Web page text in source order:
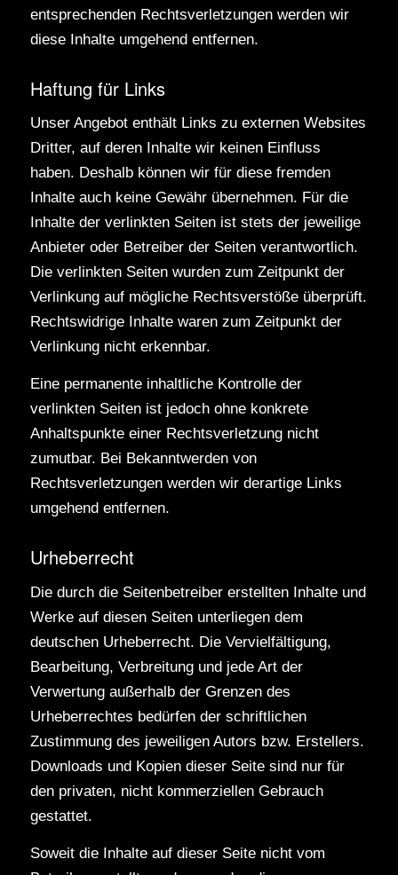
entsprechenden Rechtsverletzungen werden wir
diese Inhalte umgehend entfernen.
Haftung für Links
Unser Angebot enthält Links zu externen Websites
Dritter, auf deren Inhalte wir keinen Einfluss
haben. Deshalb können wir für diese fremden
Inhalte auch keine Gewähr übernehmen. Für die
Inhalte der verlinkten Seiten ist stets der jeweilige
Anbieter oder Betreiber der Seiten verantwortlich.
Die verlinkten Seiten wurden zum Zeitpunkt der
Verlinkung auf mögliche Rechtsverstöße überprüft.
Rechtswidrige Inhalte waren zum Zeitpunkt der
Verlinkung nicht erkennbar.
Eine permanente inhaltliche Kontrolle der
verlinkten Seiten ist jedoch ohne konkrete
Anhaltspunkte einer Rechtsverletzung nicht
zumutbar. Bei Bekanntwerden von
Rechtsverletzungen werden wir derartige Links
umgehend entfernen.
Urheberrecht
Die durch die Seitenbetreiber erstellten Inhalte und
Werke auf diesen Seiten unterliegen dem
deutschen Urheberrecht. Die Vervielfältigung,
Bearbeitung, Verbreitung und jede Art der
Verwertung außerhalb der Grenzen des
Urheberrechtes bedürfen der schriftlichen
Zustimmung des jeweiligen Autors bzw. Erstellers.
Downloads und Kopien dieser Seite sind nur für
den privaten, nicht kommerziellen Gebrauch
gestattet.
Soweit die Inhalte auf dieser Seite nicht vom